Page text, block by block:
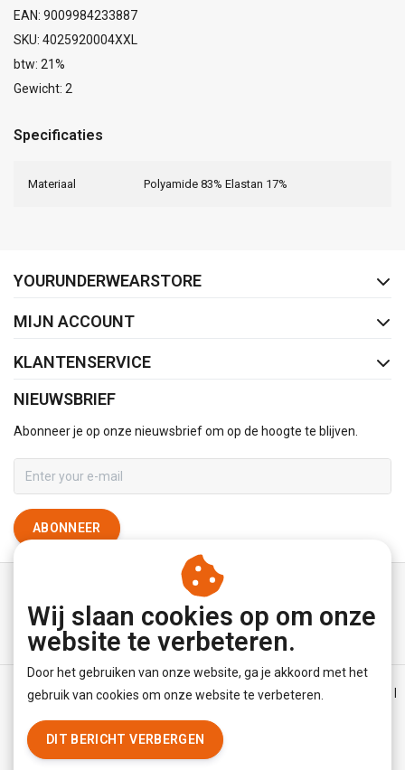
EAN: 9009984233887
SKU: 4025920004XXL
btw: 21%
Gewicht: 2
Specificaties
Materiaal Polyamide 83% Elastan 17%
YOURUNDERWEARSTORE
MIJN ACCOUNT
KLANTENSERVICE
NIEUWSBRIEF
Abonneer je op onze nieuwsbrief om op de hoogte te blijven.
ABONNEER
Algemene voorwaarden | Disclaimer | Privacy Policy
|
© Copyright 2026 - YourUnderwearStore | Realisatie
Wij slaan cookies op om onze
website te verbeteren.
Door het gebruiken van onze website, ga je akkoord met het
gebruik van cookies om onze website te verbeteren.
DIT BERICHT VERBERGEN